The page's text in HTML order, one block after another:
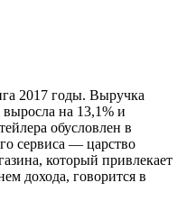
2017 годы. Выручка
на 13,1% и
обусловлен в
сервиса — царство
который привлекает
дохода, говорится в